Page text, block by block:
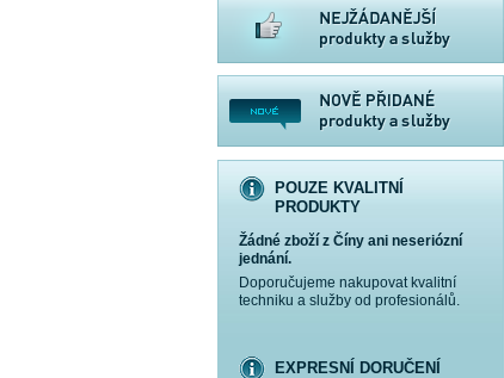
POUZE KVALITNÍ
PRODUKTY
Žádné zboží z Číny ani neseriózní
jednání.
Doporučujeme nakupovat kvalitní
techniku a služby od profesionálů.
EXPRESNÍ DORUČENÍ